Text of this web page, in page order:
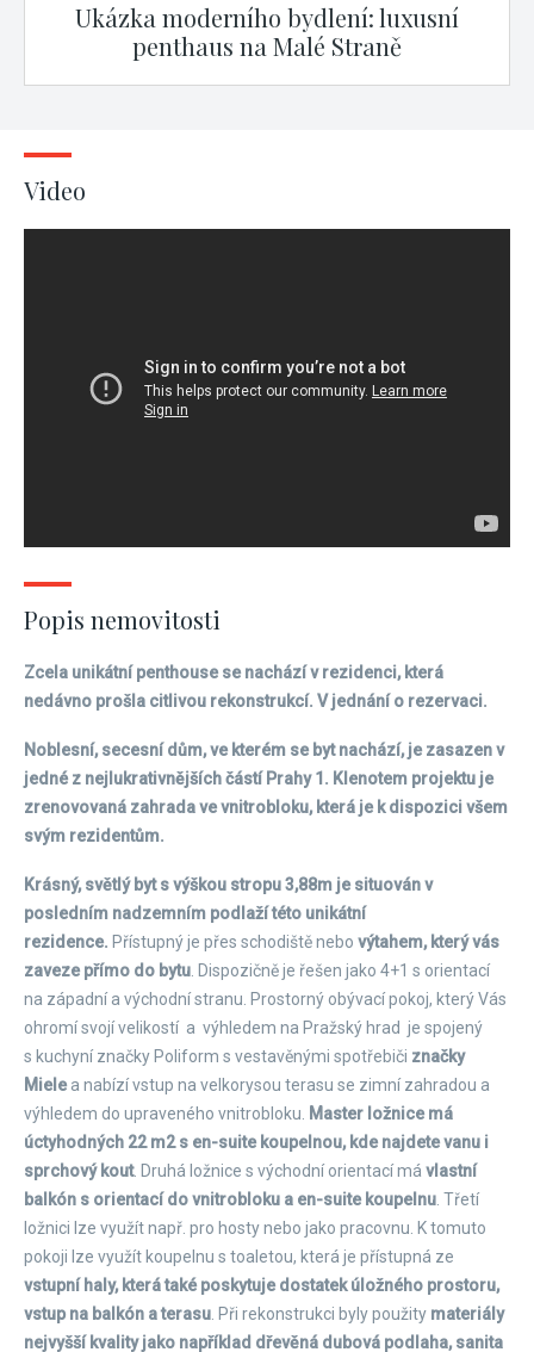
Ukázka moderního bydlení: luxusní
penthaus na Malé Straně
Video
Popis nemovitosti
Zcela unikátní penthouse se nachází v rezidenci, která
nedávno prošla citlivou rekonstrukcí. V jednání o rezervaci.
Noblesní, secesní dům, ve kterém se byt nachází, je zasazen v
jedné z nejlukrativnějších částí Prahy 1. Klenotem projektu je
zrenovovaná zahrada ve vnitrobloku, která je k dispozici všem
svým rezidentům.
Krásný, světlý byt s výškou stropu 3,88m je situován v
posledním nadzemním podlaží této unikátní
rezidence. Přístupný je přes schodiště nebo výtahem, který vás
zaveze přímo do bytu . Dispozičně je řešen jako 4+1 s orientací
na západní a východní stranu. Prostorný obývací pokoj, který Vás
ohromí svojí velikostí a výhledem na Pražský hrad je spojený
s kuchyní značky Poliform s vestavěnými spotřebiči značky
Mielea nabízí vstup na velkorysou terasu se zimní zahradou a
výhledem do upraveného vnitrobloku.
Master ložnice má
úctyhodných 22 m2 s en-suite koupelnou, kde najdete vanu i
sprchový kout. Druhá ložnice s východní orientací má vlastní
balkón s orientací do vnitrobloku a en-suite koupelnu . Třetí
ložnici lze využít např. pro hosty nebo jako pracovnu. K tomuto
pokoji lze využít koupelnu s toaletou, která je přístupná ze
vstupní haly, která také poskytuje dostatek úložného prostoru,
vstup na balkón a terasu . Při rekonstrukci byly použity materiály
nejvyšší kvality jako například dřevěná dubová podlaha, sanita